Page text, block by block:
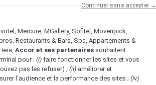
Mercure, MGallery, Sofitel, Movenpick,
Restaurants & Bars, Spa, Appartements &
Accor et ses partenaires souhaitent
pour : (i) faire fonctionner les sites et vous
pas les refuser) ; (ii) améliorer et
l'audience et la performance des sites ; (iv)
Continuer sans accepter →